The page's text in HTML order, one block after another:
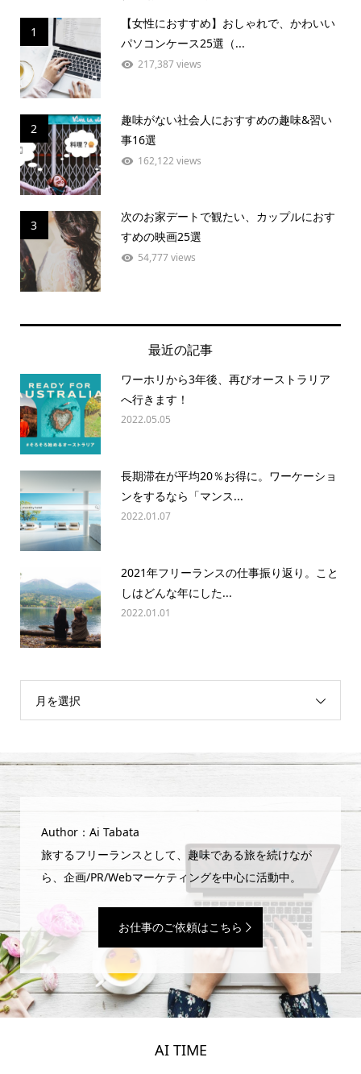
1
【女性におすすめ】おしゃれで、かわいい
パソコンケース25選（...
217,387 views
2
趣味がない社会人におすすめの趣味&習い
事16選
162,122 views
3
次のお家デートで観たい、カップルにおす
すめの映画25選
54,777 views
最近の記事
ワーホリから3年後、再びオーストラリア
へ行きます！
2022.05.05
長期滞在が平均20％お得に。ワーケーショ
ンをするなら「マンス...
2022.01.07
2021年フリーランスの仕事振り返り。こと
しはどんな年にした...
2022.01.01
月を選択
Author：Ai Tabata
旅するフリーランスとして、趣味である旅を続けなが
ら、企画/PR/Webマーケティングを中心に活動中。
お仕事のご依頼はこちら
AI TIME